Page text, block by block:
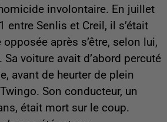
involontaire. En juillet
entre Senlis et Creil, il s’était
après s’être, selon lui,
voiture avait d’abord percuté
avant de heurter de plein
Son conducteur, un
était mort sur le coup.